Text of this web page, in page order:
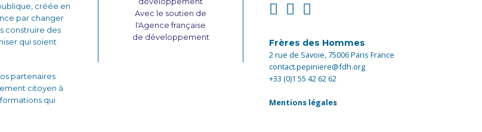
créée en
par changer
construire des
qui soient
partenaires
citoyen à
qui
Avec le soutien de
l'Agence française
de développement
Frères des Hommes
2 rue de Savoie, 75006 Paris France
contact.pepiniere@fdh.org
+33 (0)1 55 42 62 62
Mentions légales